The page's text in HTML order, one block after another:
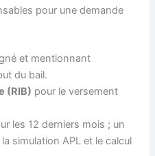
pour une demande
et mentionnant
du bail.
(RIB) pour le versement
les 12 derniers mois ; un
simulation APL et le calcul